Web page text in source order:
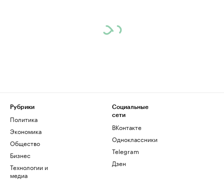
Рубрики
Политика
Экономика
Общество
Бизнес
Технологии и
медиа
Социальные
сети
ВКонтакте
Одноклассники
Telegram
Дзен